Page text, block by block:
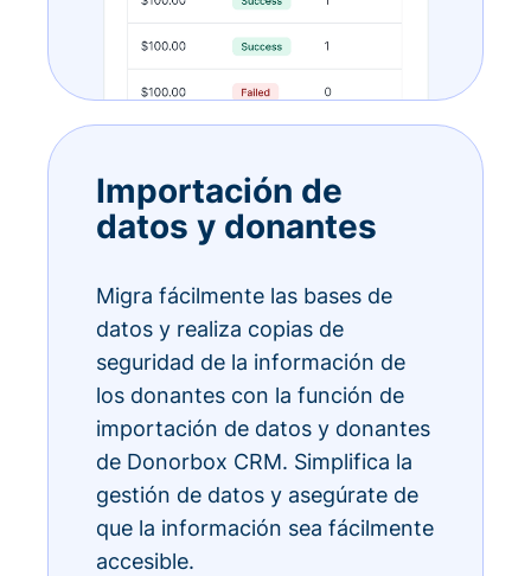
Importación de
datos y donantes
Migra fácilmente las bases de
datos y realiza copias de
seguridad de la información de
los donantes con la función de
importación de datos y donantes
de Donorbox CRM. Simplifica la
gestión de datos y asegúrate de
que la información sea fácilmente
accesible.